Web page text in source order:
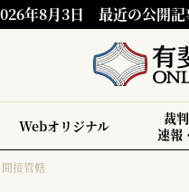
年8月3日 最近の公開記
Webオリジナル
裁
速報
接管轄